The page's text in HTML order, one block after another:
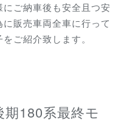
ご納車後も安全且つ安
販売車両全車に行って
ご紹介致します。